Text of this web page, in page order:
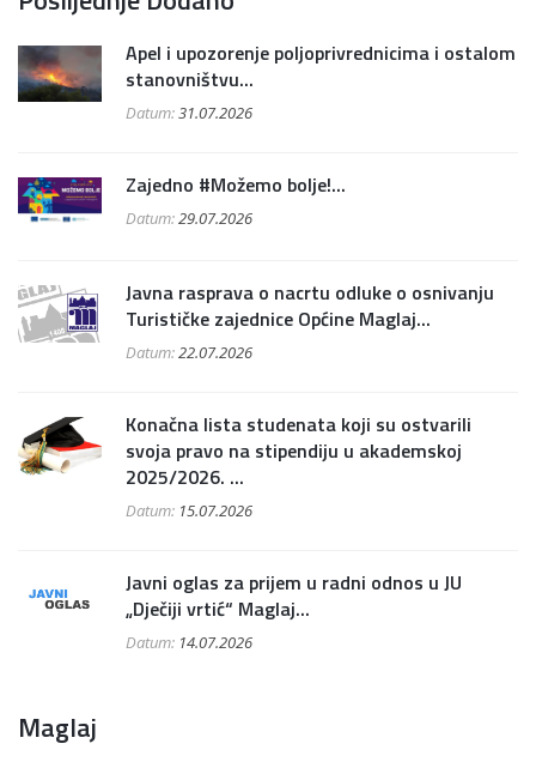
Apel i upozorenje poljoprivrednicima i ostalom
stanovništvu...
Datum:31.07.2026
Zajedno #Možemo bolje!...
Datum:29.07.2026
Javna rasprava o nacrtu odluke o osnivanju
Turističke zajednice Općine Maglaj...
Datum:22.07.2026
Konačna lista studenata koji su ostvarili
svoja pravo na stipendiju u akademskoj
2025/2026. ...
Datum: 15.07.2026
Javni oglas za prijem u radni odnos u JU
„Dječiji vrtić“ Maglaj...
Datum: 14.07.2026
Maglaj